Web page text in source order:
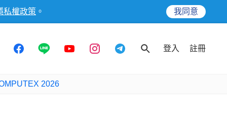
私權政策 。 我同意
登入 註冊
2026